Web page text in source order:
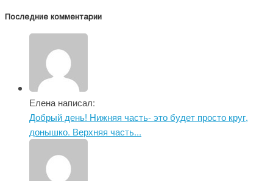
Последние комментарии
Елена написал:
Добрый день! Нижняя часть- это будет просто круг,
донышко. Верхняя часть...